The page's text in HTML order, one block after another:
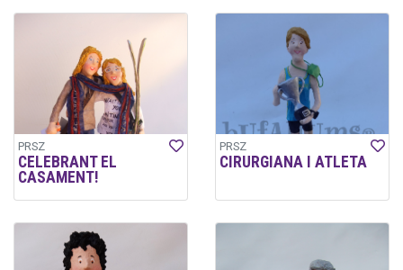
PRSZ
CELEBRANT EL
CASAMENT!
PRSZ
CIRURGIANA I ATLETA